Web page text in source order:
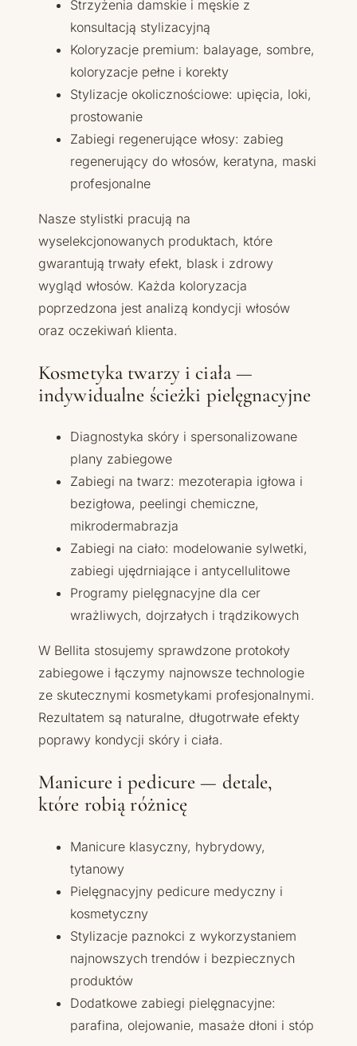
Strzyżenia damskie i męskie z
konsultacją stylizacyjną
Koloryzacje premium: balayage, sombre,
koloryzacje pełne i korekty
Stylizacje okolicznościowe: upięcia, loki,
prostowanie
Zabiegi regenerujące włosy: zabieg
regenerujący do włosów, keratyna, maski
profesjonalne
Nasze stylistki pracują na
wyselekcjonowanych produktach, które
gwarantują trwały efekt, blask i zdrowy
wygląd włosów. Każda koloryzacja
poprzedzona jest analizą kondycji włosów
oraz oczekiwań klienta.
Kosmetyka twarzy i ciała —
indywidualne ścieżki pielęgnacyjne
Diagnostyka skóry i spersonalizowane
plany zabiegowe
Zabiegi na twarz: mezoterapia igłowa i
bezigłowa, peelingi chemiczne,
mikrodermabrazja
Zabiegi na ciało: modelowanie sylwetki,
zabiegi ujędrniające i antycellulitowe
Programy pielęgnacyjne dla cer
wrażliwych, dojrzałych i trądzikowych
W Bellita stosujemy sprawdzone protokoły
zabiegowe i łączymy najnowsze technologie
ze skutecznymi kosmetykami profesjonalnymi.
Rezultatem są naturalne, długotrwałe efekty
poprawy kondycji skóry i ciała.
Manicure i pedicure — detale,
które robią różnicę
Manicure klasyczny, hybrydowy,
tytanowy
Pielęgnacyjny pedicure medyczny i
kosmetyczny
Stylizacje paznokci z wykorzystaniem
najnowszych trendów i bezpiecznych
produktów
Dodatkowe zabiegi pielęgnacyjne:
parafina, olejowanie, masaże dłoni i stóp